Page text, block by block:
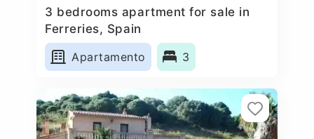
3 bedrooms apartment for sale in
Ferreries, Spain
Apartamento
3